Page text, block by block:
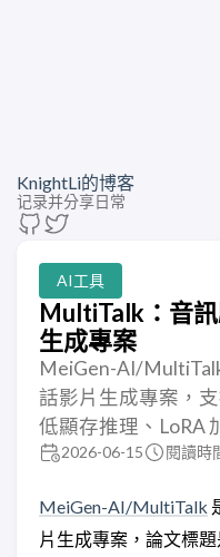
KnightLi的博客
记录并分享日常
AI工具
MultiTalk：音
生成專案
MeiGen-AI/
話影片生成專案，
低顯存推理、LoRA
2026-06-15 閱讀時
MeiGen-AI/MultiTalk
片生成專案，論文標題